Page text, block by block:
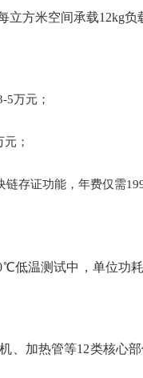
立方米空间承载12kg
5万元；
；
链存证功能，年费仅需
低温测试中，单位功
、加热管等12类核心